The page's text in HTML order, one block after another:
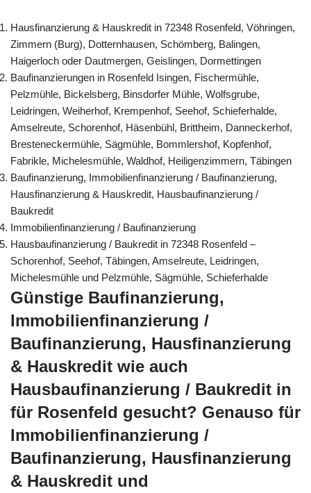
Hausfinanzierung & Hauskredit in 72348 Rosenfeld, Vöhringen,
Zimmern (Burg), Dotternhausen, Schömberg, Balingen,
Haigerloch oder Dautmergen, Geislingen, Dormettingen
Baufinanzierungen in Rosenfeld Isingen, Fischermühle,
Pelzmühle, Bickelsberg, Binsdorfer Mühle, Wolfsgrube,
Leidringen, Weiherhof, Krempenhof, Seehof, Schieferhalde,
Amselreute, Schorenhof, Häsenbühl, Brittheim, Danneckerhof,
Bresteneckermühle, Sägmühle, Bommlershof, Kopfenhof,
Fabrikle, Michelesmühle, Waldhof, Heiligenzimmern, Täbingen
Baufinanzierung, Immobilienfinanzierung / Baufinanzierung,
Hausfinanzierung & Hauskredit, Hausbaufinanzierung /
Baukredit
Immobilienfinanzierung / Baufinanzierung
Hausbaufinanzierung / Baukredit in 72348 Rosenfeld –
Schorenhof, Seehof, Täbingen, Amselreute, Leidringen,
Michelesmühle und Pelzmühle, Sägmühle, Schieferhalde
Günstige Baufinanzierung,
Immobilienfinanzierung /
Baufinanzierung, Hausfinanzierung
& Hauskredit wie auch
Hausbaufinanzierung / Baukredit in
für Rosenfeld gesucht? Genauso für
Immobilienfinanzierung /
Baufinanzierung, Hausfinanzierung
& Hauskredit und